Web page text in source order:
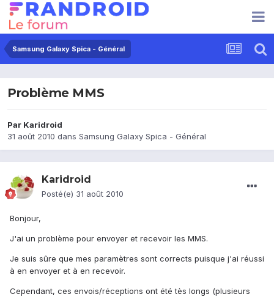
Samsung Galaxy Spica - Général
Problème MMS
Par Karidroid
31 août 2010 dans Samsung Galaxy Spica - Général
Karidroid
Posté(e) 31 août 2010
Bonjour,
J'ai un problème pour envoyer et recevoir les MMS.
Je suis sûre que mes paramètres sont corrects puisque j'ai réussi
à en envoyer et à en recevoir.
Cependant, ces envois/réceptions ont été tès longs (plusieurs